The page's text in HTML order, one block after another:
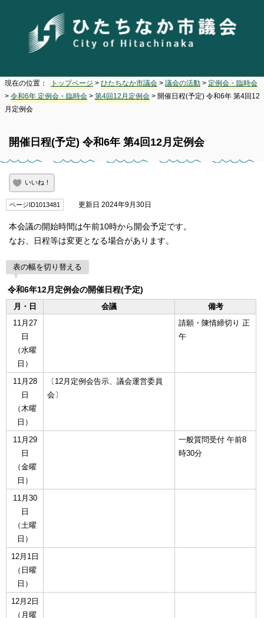
現在の位置： トップページ > ひたちなか市議会 > 議会の活動 > 定例会・臨時会
> 令和6年 定例会・臨時会 > 第4回12月定例会 > 開催日程(予定) 令和6年 第4回12
月定例会
開催日程(予定) 令和6年 第4回12月定例会
いいね！
ページID1013481 更新日 2024年9月30日
本会議の開始時間は午前10時から開会予定です。
なお、日程等は変更となる場合があります。
表の幅を切り替える
令和6年12月定例会の開催日程(予定)
月・日
会議
備考
11月27
日
（水曜
日）
請願・陳情締切り 正
午
11月28
日
（木曜
日）
〔12月定例会告示、議会運営委員
会〕
11月29
日
（金曜
日）
一般質問受付 午前8
時30分
11月30
日
（土曜
日）
12月1日
（日曜
日）
12月2日
（月曜